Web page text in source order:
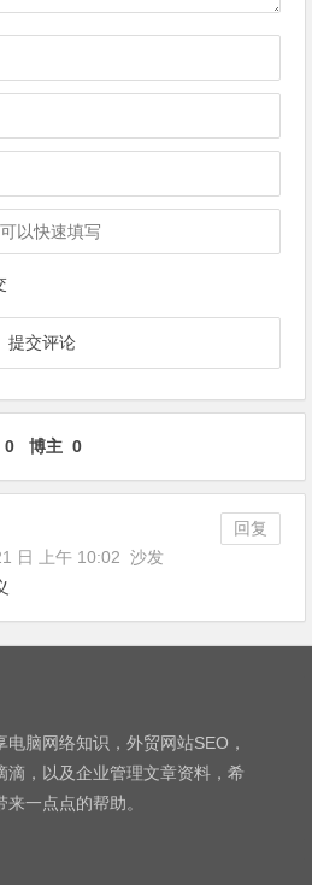
0 博主 0
回复
日 上午 10:02 沙发
电脑网络知识，外贸网站SEO，
滴，以及企业管理文章资料，希
一点点的帮助。